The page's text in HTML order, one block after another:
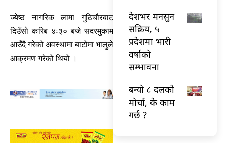
ज्येष्ठ नागरिक लामा गुठिचौरबाट
दिउँसो करिब ४ः३० बजे सदरमुकाम
आउँदै गरेको अवस्थामा बाटोमा भालुले
आक्रमण गरेको थियो ।
देशभर मनसुन
सक्रिय, ५
प्रदेशमा भारी
वर्षाको
सम्भावना
बन्यो ८ दलको
मोर्चा, के काम
गर्छ ?